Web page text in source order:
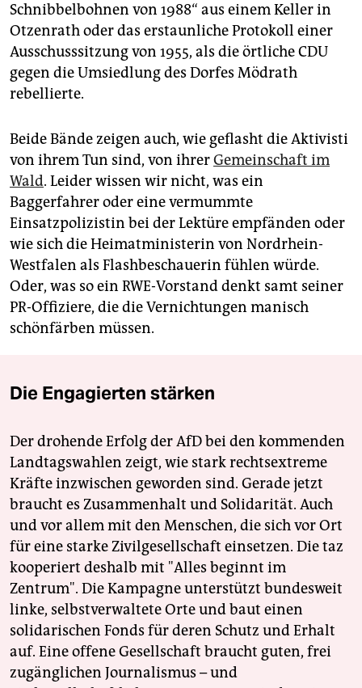
Schnibbelbohnen von 1988“ aus einem Keller in
Otzenrath oder das erstaunliche Protokoll einer
Ausschusssitzung von 1955, als die örtliche CDU
gegen die Umsiedlung des Dorfes Mödrath
rebellierte.
Beide Bände zeigen auch, wie geflasht die Aktivisti
von ihrem Tun sind, von ihrerGemeinschaft im
Wald. Leider wissen wir nicht, was ein
Baggerfahrer oder eine vermummte
Einsatzpolizistin bei der Lektüre empfänden oder
wie sich die Heimatministerin von Nordrhein-
Westfalen als Flashbeschauerin fühlen würde.
Oder, was so ein RWE-Vorstand denkt samt seiner
PR-Offiziere, die die Vernichtungen manisch
schönfärben müssen.
Die Engagierten stärken
Der drohende Erfolg der AfD bei den kommenden
Landtagswahlen zeigt, wie stark rechtsextreme
Kräfte inzwischen geworden sind. Gerade jetzt
braucht es Zusammenhalt und Solidarität. Auch
und vor allem mit den Menschen, die sich vor Ort
für eine starke Zivilgesellschaft einsetzen. Die taz
kooperiert deshalb mit "Alles beginnt im
Zentrum". Die Kampagne unterstützt bundesweit
linke, selbstverwaltete Orte und baut einen
solidarischen Fonds für deren Schutz und Erhalt
auf. Eine offene Gesellschaft braucht guten, frei
zugänglichen Journalismus – und